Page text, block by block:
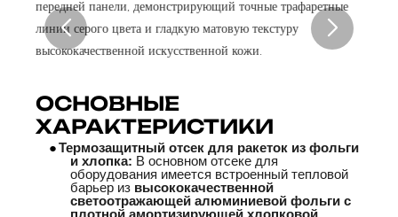
ОСНОВНЫЕ
ХАРАКТЕРИСТИКИ
● Термозащитный отсек для ракеток из фольги
и хлопка: В основном отсеке для
оборудования имеется встроенный тепловой
барьер из высококачественной
светоотражающей алюминиевой фольги с